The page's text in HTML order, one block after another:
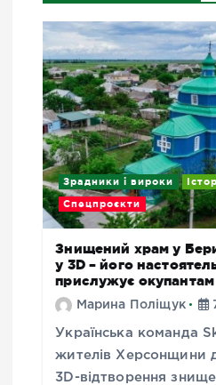
Зрадники і вироки
Спецпроєкти
Знищений храм у
у 3D – його
прислужує окупантам
Марина Поліщук
Українська команда
жителів Херсонщини
3D-відтворення